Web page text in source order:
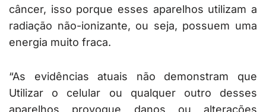
câncer, isso porque esses aparelhos utilizam a
radiação não-ionizante, ou seja, possuem uma
energia muito fraca.
“As evidências atuais não demonstram que
Utilizar o celular ou qualquer outro desses
aparelhos provoque danos ou alterações